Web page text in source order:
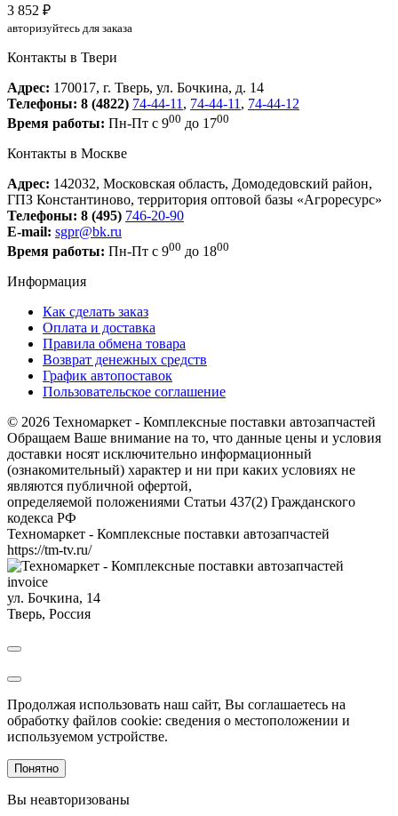
3 852 ₽
авторизуйтесь для заказа
Контакты в Твери
Адрес: 170017, г. Тверь, ул. Бочкина, д. 14
Телефоны: 8 (4822) 74-44-11 , 74-44-11 , 74-44-12
Время работы: Пн-Пт с 900 до 1700
Контакты в Москве
Адрес: 142032, Московская область, Домодедовский район,
ГПЗ Константиново, территория оптовой базы «Агроресурс»
Телефоны: 8 (495) 746-20-90
E-mail: sgpr@bk.ru
Время работы: Пн-Пт с 900 до 1800
Информация
Как сделать заказ
Оплата и доставка
Правила обмена товара
Возврат денежных средств
График автопоставок
Пользовательское соглашение
© 2026 Техномаркет - Комплексные поставки автозапчастей
Обращаем Ваше внимание на то, что данные цены и условия
доставки носят исключительно информационный
(ознакомительный) характер и ни при каких условиях не
являются публичной офертой,
определяемой положениями Статьи 437(2) Гражданского
кодекса РФ
Техномаркет - Комплексные поставки автозапчастей
https://tm-tv.ru/
invoice
ул. Бочкина, 14
Тверь, Россия
Продолжая использовать наш сайт, Вы соглашаетесь на
обработку файлов cookie: сведения о местоположении и
используемом устройстве.
Понятно
Вы неавторизованы